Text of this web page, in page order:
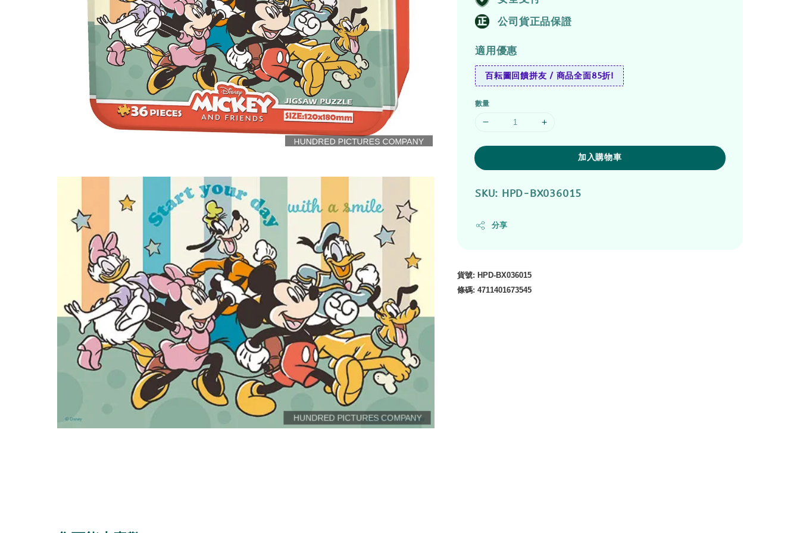
公司貨正品保證
適用優惠
百耘圖回饋拼友 / 商品全面85折!
數量
加入購物車
SKU: HPD-BX036015
分享
貨號: HPD-BX036015
條碼: 4711401673545